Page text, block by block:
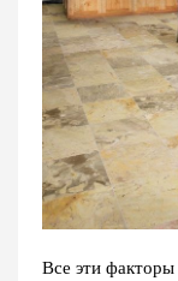
Все эти